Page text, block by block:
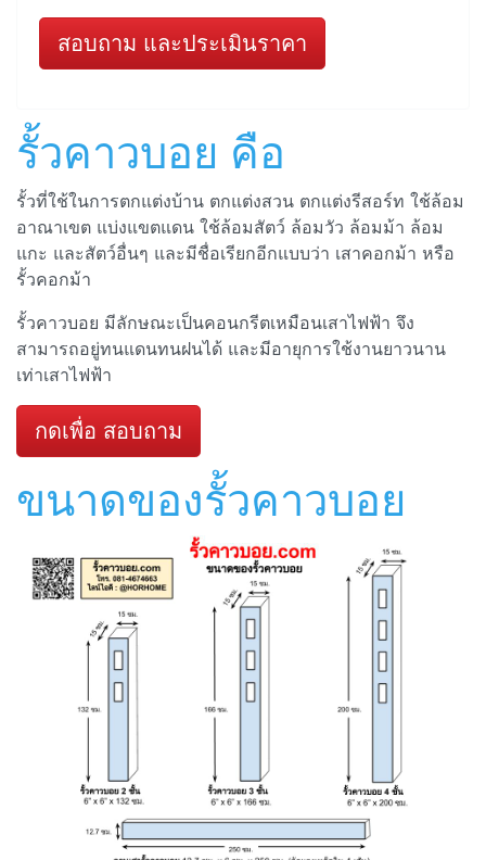
สอบถาม และประเมินราคา
รั้วคาวบอย คือ
รั้วที่ใช้ในการตกแต่งบ้าน ตกแต่งสวน ตกแต่งรีสอร์ท ใช้ล้อม
อาณาเขต แบ่งแขตแดน ใช้ล้อมสัตว์ ล้อมวัว ล้อมม้า ล้อม
แกะ และสัตว์อื่นๆ และมีชื่อเรียกอีกแบบว่า เสาคอกม้า หรือ
รั้วคอกม้า
รั้วคาวบอย มีลักษณะเป็นคอนกรีตเหมือนเสาไฟฟ้า จึง
สามารถอยู่ทนแดนทนฝนได้ และมีอายุการใช้งานยาวนาน
เท่าเสาไฟฟ้า
กดเพื่อ สอบถาม
ขนาดของรั้วคาวบอย